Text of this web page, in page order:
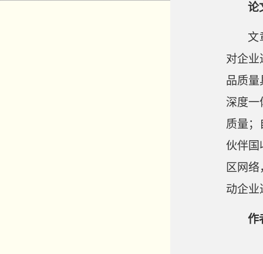
论
文
对企业
品质量
深度一
质量；
伙伴国
区网
动企业
作